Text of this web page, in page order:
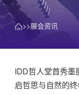
>>展会资讯
IDD哲人堂首秀墨
启哲思与自然的终